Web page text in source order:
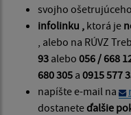
svojho
infolinku , ktorá je
, alebo na RÚVZ
93 alebo 056 / 668
680 305 a 0915 577
napíšte e-mail na
dostaneteďalšie